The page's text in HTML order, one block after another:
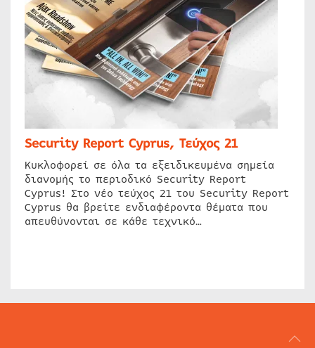
Security Report Cyprus, Τεύχος 21
Κυκλοφορεί σε όλα τα εξειδικευμένα σημεία
διανομής το περιοδικό Security Report
Cyprus! Στο νέο τεύχος 21 του Security Report
Cyprus θα βρείτε ενδιαφέροντα θέματα που
απευθύνονται σε κάθε τεχνικό…